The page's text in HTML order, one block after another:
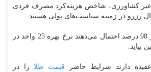
کشاورزی، شاخص هزینه‌کرد مصرف فردی
رزرو در زمینه سیاست‌های پولی هستند.
بازارها در حال حاضر 98 درصد احتمال می‌دهند نرخ بهره 25 واحد در
بیاید.
عقیده دارند شرایط حاضر قیمت طلارا در